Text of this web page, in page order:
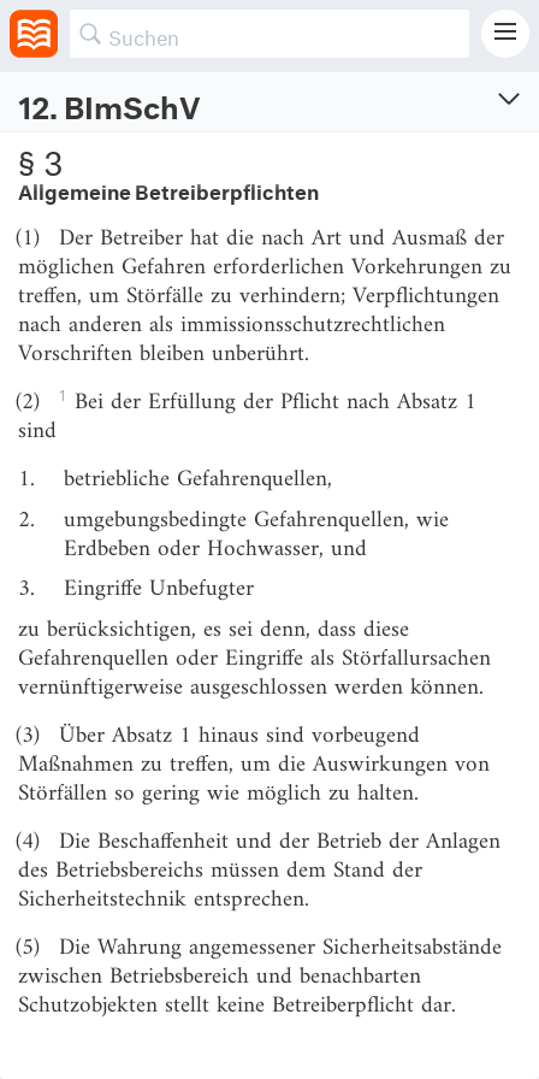
12. BImSchV
Zwölfte Verordnung zur Durchführung des Bundes-Immissionsschutzgesetzes —
Störfall-Verordnung
Vom 26.4.2000 (BGBl. I S. 603)
Neugefasst am 15.3.2017 (BGBl. I S. 483)
Zuletzt geändert am 3.7.2024 (BGBl. I S. Nr. 225)
Erster Teil
Allgemeine Vorschriften
§ 1
Anwendungsbereich
Zweiter Teil
Vorschriften für Betriebsbereiche
Grundpflichten
§ 3
Allgemeine Betreiberpflichten
§ 4
Anforderungen zur Verhinderung von Störfällen
§ 5
Anforderungen zur Begrenzung von
Störfallauswirkungen
§ 6
Ergänzende Anforderungen
§ 7
Anzeige
§ 8
Konzept zur Verhinderung von Störfällen
Zweiter Abschnitt
Erweiterte Pflichten
Erster Abschnitt
Grundpflichten
§ 3
Allgemeine Betreiberpflichten
(1) Der Betreiber hat die nach Art und Ausmaß der
möglichen Gefahren erforderlichen Vorkehrungen zu
treffen, um Störfälle zu verhindern; Verpflichtungen
nach anderen als immissionsschutzrechtlichen
Vorschriften bleiben unberührt.
(2)
1 Bei der Erfüllung der Pflicht nach Absatz 1
sind
1.
betriebliche Gefahrenquellen,
2.
umgebungsbedingte Gefahrenquellen, wie
Erdbeben oder Hochwasser, und
3.
Eingriffe Unbefugter
zu berücksichtigen, es sei denn, dass diese
Gefahrenquellen oder Eingriffe als Störfallursachen
vernünftigerweise ausgeschlossen werden können.
(3) Über Absatz 1 hinaus sind vorbeugend
Maßnahmen zu treffen, um die Auswirkungen von
Störfällen so gering wie möglich zu halten.
(4) Die Beschaffenheit und der Betrieb der Anlagen
des Betriebsbereichs müssen dem Stand der
Sicherheitstechnik entsprechen.
(5) Die Wahrung angemessener Sicherheitsabstände
zwischen Betriebsbereich und benachbarten
Schutzobjekten stellt keine Betreiberpflicht dar.